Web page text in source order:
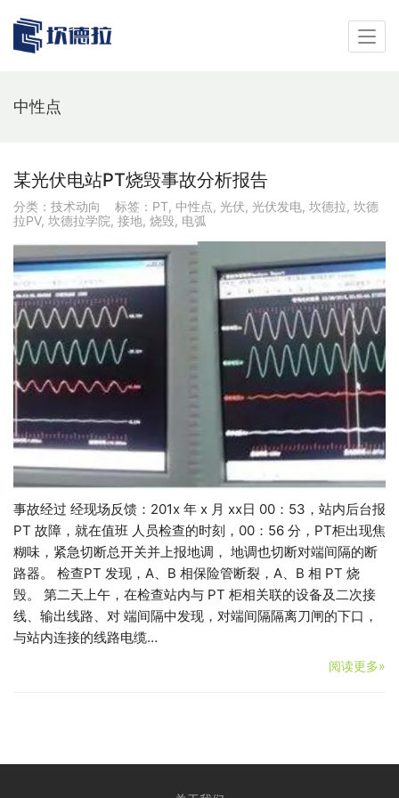
中性点
某光伏电站PT烧毁事故分析报告
分类： 技术动向 标签： PT, 中性点, 光伏, 光伏发电, 坎德拉, 坎德
拉PV, 坎德拉学院, 接地, 烧毁, 电弧
事故经过 经现场反馈：201x 年 x 月 xx日 00：53，站内后台报
PT 故障，就在值班 人员检查的时刻，00：56 分，PT柜出现焦
糊味，紧急切断总开关并上报地调， 地调也切断对端间隔的断
路器。 检查PT 发现，A、B 相保险管断裂，A、B 相 PT 烧
毁。 第二天上午，在检查站内与 PT 柜相关联的设备及二次接
线、输出线路、对 端间隔中发现，对端间隔隔离刀闸的下口，
与站内连接的线路电缆…
阅读更多»